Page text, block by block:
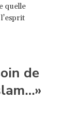
quelle
de